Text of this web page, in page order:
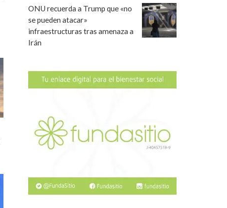
ONU recuerda a Trump que «no
se pueden atacar»
infraestructuras tras amenaza a
Irán